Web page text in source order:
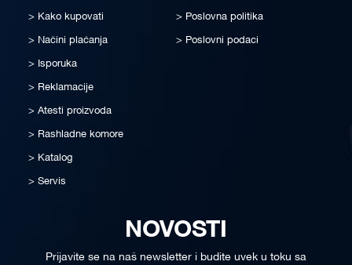
Kako kupovati
Načini plaćanja
Isporuka
Reklamacije
Atesti proizvoda
Rashladne komore
Katalog
Servis
Poslovna politika
Poslovni podaci
NOVOSTI
Prijavite se na naš newsletter i budite uvek u toku sa